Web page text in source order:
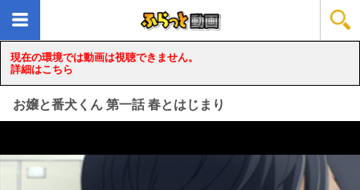
現在の環境では動画は視聴できません。
詳細はこちら
お嬢と番犬くん 第一話 春とはじまり